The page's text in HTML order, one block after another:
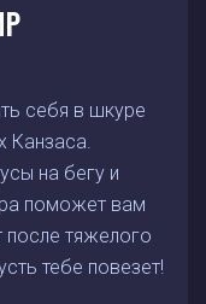
себя в шкуре
Канзаса.
на бегу и
поможет вам
после тяжелого
тебе повезет!